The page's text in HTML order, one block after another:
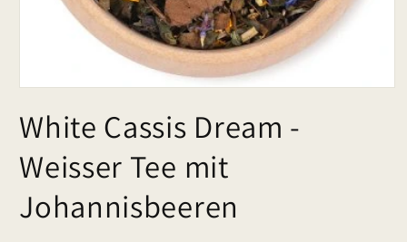
White Cassis Dream -
Weisser Tee mit
Johannisbeeren